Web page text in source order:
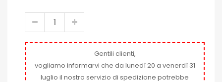
Gentili clienti,
vogliamo informarvi che da lunedì 20 a venerdì 31
luglio il nostro servizio di spedizione potrebbe